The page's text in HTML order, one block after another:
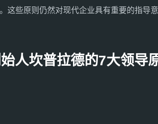
这些原则仍然对现代企业具有重要的指导
人坎普拉德的7大领导